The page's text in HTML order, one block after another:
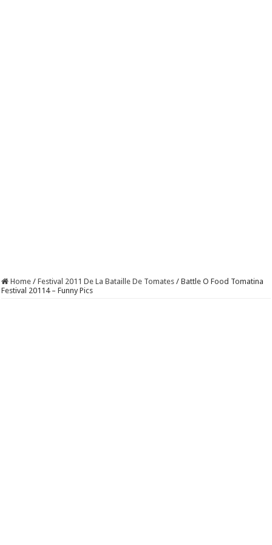
Home / Festival 2011 De La Bataille De Tomates / Battle O Food Tomatina
Festival 20114 – Funny Pics